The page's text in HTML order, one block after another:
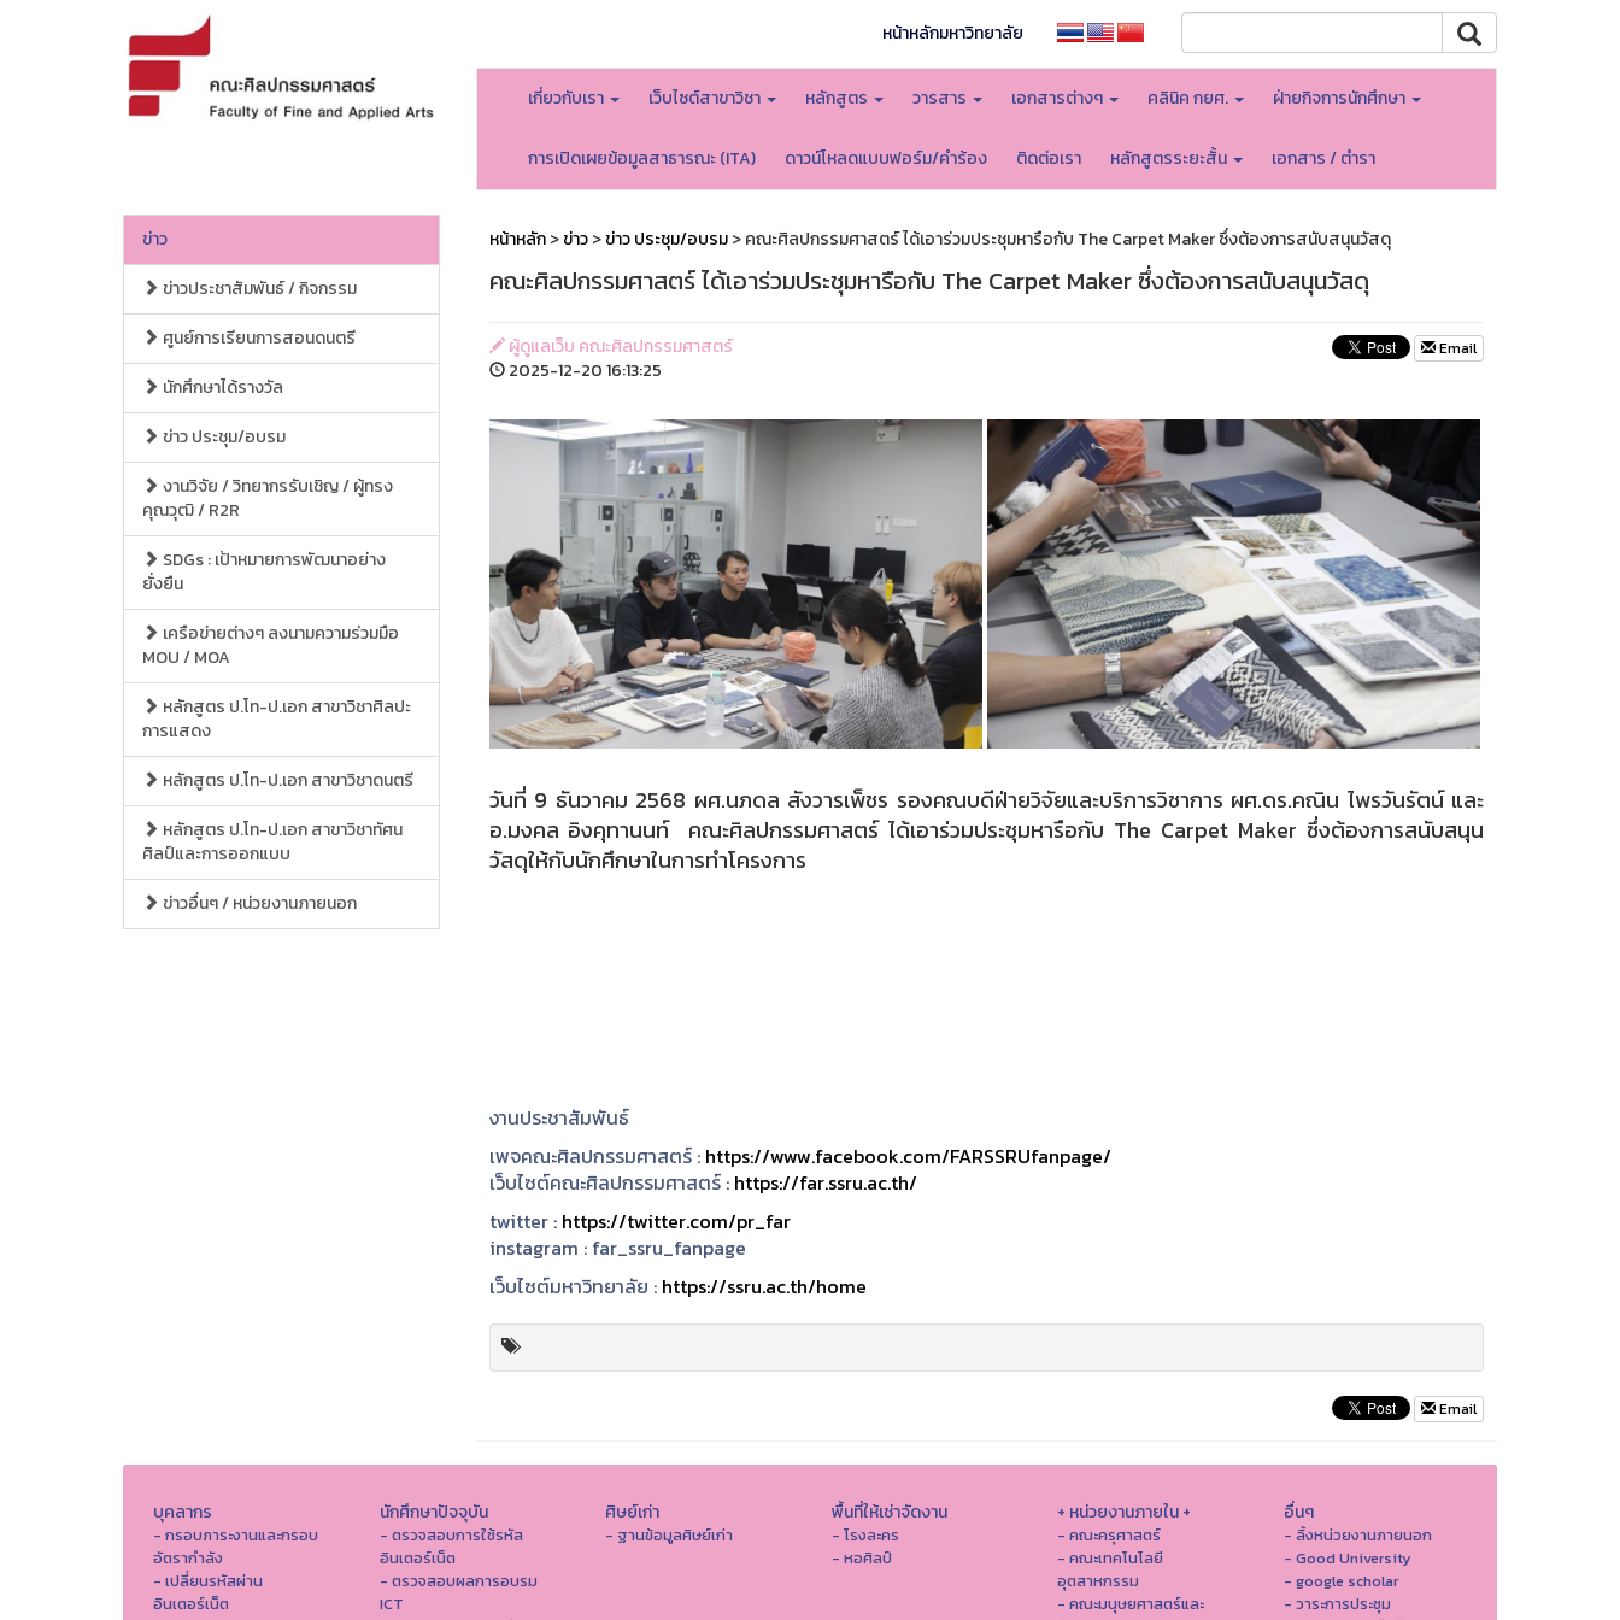
หน้าหลักมหาวิทยาลัย
เกี่ยวกับเรา เว็บไซต์สาขาวิชา หลักสูตร วารสาร เอกสารต่างๆ คลินิค กยศ. ฝ่ายกิจการนักศึกษา
การเปิดเผยข้อมูลสาธารณะ (ITA) ดาวน์โหลดแบบฟอร์ม/คำร้อง ติดต่อเรา หลักสูตรระยะสั้น เอกสาร / ตำรา
ข่าว
ข่าวประชาสัมพันธ์ / กิจกรรม
ศูนย์การเรียนการสอนดนตรี
นักศึกษาได้รางวัล
ข่าว ประชุม/อบรม
งานวิจัย / วิทยากรรับเชิญ / ผู้ทรง
คุณวุฒิ / R2R
SDGs : เป้าหมายการพัฒนาอย่าง
ยั่งยืน
เครือข่ายต่างๆ ลงนามความร่วมมือ
MOU / MOA
หลักสูตร ป.โท-ป.เอก สาขาวิชาศิลปะ
การแสดง
หลักสูตร ป.โท-ป.เอก สาขาวิชาดนตรี
หลักสูตร ป.โท-ป.เอก สาขาวิชาทัศน
ศิลป์และการออกแบบ
ข่าวอื่นๆ / หน่วยงานภายนอก
หน้าหลัก>ข่าว>ข่าว ประชุม/อบรม> คณะศิลปกรรมศาสตร์ ได้เอาร่วมประชุมหารือกับ The Carpet Maker ซึ่งต้องการสนับสนุนวัสดุ
คณะศิลปกรรมศาสตร์ ได้เอาร่วมประชุมหารือกับ The Carpet Maker ซึ่งต้องการสนับสนุนวัสดุ
ผู้ดูแลเว็บ คณะศิลปกรรมศาสตร์
2025-12-20 16:13:25
Email
วันที่ 9 ธันวาคม 2568 ผศ.นภดล สังวารเพ็ชร รองคณบดีฝ่ายวิจัยและบริการวิชาการ ผศ.ดร.คณิน ไพรวันรัตน์ และ
อ.มงคล อิงคุทานนท์ คณะศิลปกรรมศาสตร์ ได้เอาร่วมประชุมหารือกับ The Carpet Maker ซึ่งต้องการสนับสนุน
วัสดุให้กับนักศึกษาในการทำโครงการ
งานประชาสัมพันธ์
เพจคณะศิลปกรรมศาสตร์ : https://www.facebook.com/FARSSRUfanpage/
เว็บไซต์คณะศิลปกรรมศาสตร์ : https://far.ssru.ac.th/
twitter : https://twitter.com/pr_far
instagram : far_ssru_fanpage
เว็บไซต์มหาวิทยาลัย : https://ssru.ac.th/home
Email
บุคลากร
- กรอบภาระงานและกรอบ
อัตรากำลัง
- เปลี่ยนรหัสผ่าน
อินเตอร์เน็ต
นักศึกษาปัจจุบัน
- ตรวจสอบการใช้รหัส
อินเตอร์เน็ต
- ตรวจสอบผลการอบรม
ICT
ศิษย์เก่า
- ฐานข้อมูลศิษย์เก่า
พื้นที่ให้เช่าจัดงาน
- โรงละคร
- หอศิลป์
+ หน่วยงานภายใน +
- คณะครุศาสตร์
- คณะเทคโนโลยี
อุตสาหกรรม
- คณะมนุษยศาสตร์และ
อื่นๆ
- ลิ้งหน่วยงานภายนอก
- Good University
- google scholar
- วาระการประชุม